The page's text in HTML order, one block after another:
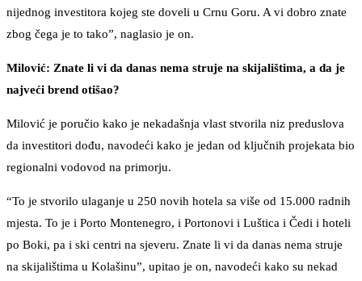
nijednog investitora kojeg ste doveli u Crnu Goru. A vi dobro znate
zbog čega je to tako”, naglasio je on.
Milović: Znate li vi da danas nema struje na skijalištima, a da je
najveći brend otišao?
Milović je poručio kako je nekadašnja vlast stvorila niz preduslova
da investitori dođu, navodeći kako je jedan od ključnih projekata bio
regionalni vodovod na primorju.
“To je stvorilo ulaganje u 250 novih hotela sa više od 15.000 radnih
mjesta. To je i Porto Montenegro, i Portonovi i Luštica i Čedi i hoteli
po Boki, pa i ski centri na sjeveru. Znate li vi da danas nema struje
na skijalištima u Kolašinu”, upitao je on, navodeći kako su nekad